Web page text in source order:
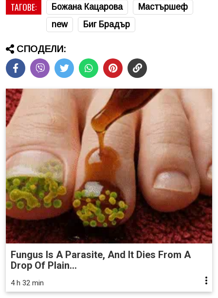
ТАГОВЕ: Божана Кацарова
Мастършеф
new
Биг Брадър
СПОДЕЛИ:
Fungus Is A Parasite, And It Dies From A
Drop Of Plain...
4 h 32 min